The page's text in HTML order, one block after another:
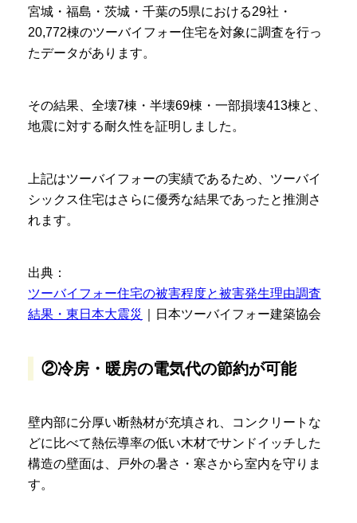
宮城・福島・茨城・千葉の5県における29社・
20,772棟のツーバイフォー住宅を対象に調査を行っ
たデータがあります。
その結果、全壊7棟・半壊69棟・一部損壊413棟と、
地震に対する耐久性を証明しました。
上記はツーバイフォーの実績であるため、ツーバイ
シックス住宅はさらに優秀な結果であったと推測さ
れます。
出典：
ツーバイフォー住宅の被害程度と被害発生理由調査
結果・東日本大震災
｜日本ツーバイフォー建築協会
②冷房・暖房の電気代の節約が可能
壁内部に分厚い断熱材が充填され、コンクリートな
どに比べて熱伝導率の低い木材でサンドイッチした
構造の壁面は、戸外の暑さ・寒さから室内を守りま
す。